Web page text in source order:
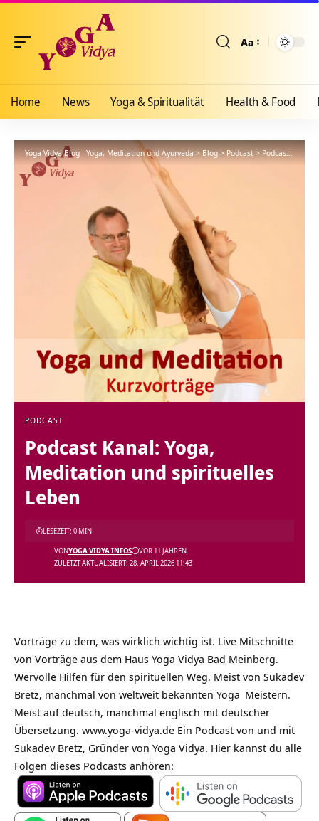
Aa
Home News Yoga & Spiritualität Health & Food
Yoga Vidya Blog - Yoga, Meditation und Ayurveda>Blog>Podcast>Podcast Kanal: Yoga, Meditation und spirituelles Leben
PODCAST
Podcast Kanal: Yoga,
Meditation und spirituelles
Leben
ZULETZT AKTUALISIERT: 28. APRIL 2026 11:43
VONYOGA VIDYA INFOS VOR 11 JAHREN
LESEZEIT: 0 MIN
Vorträge zu dem, was wirklich wichtig ist. Live Mitschnitte
von Vorträge aus dem Haus Yoga Vidya Bad Meinberg.
Wervolle Hilfen für den spirituellen Weg. Meist von Sukadev
Bretz, manchmal von weltweit bekannten Yoga Meistern.
Meist auf deutsch, manchmal englisch mit deutscher
Übersetzung. www.yoga-vidya.de Ein Podcast von und mit
Sukadev Bretz, Gründer von Yoga Vidya. Hier kannst du alle
Folgen dieses Podcasts anhören: